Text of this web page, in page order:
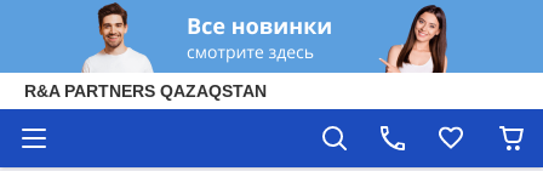
R&A PARTNERS QAZAQSTAN